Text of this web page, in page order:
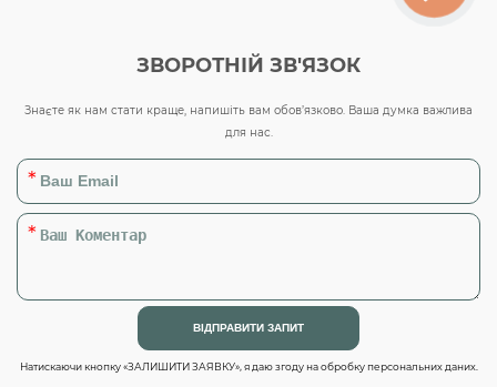
ЗВОРОТНІЙ ЗВ'ЯЗОК
Знаєте як нам стати краще, напишіть вам обов’язково. Ваша думка важлива
для нас.
Натискаючи кнопку «ЗАЛИШИТИ ЗАЯВКУ», я даю згоду на обробку персональних даних.